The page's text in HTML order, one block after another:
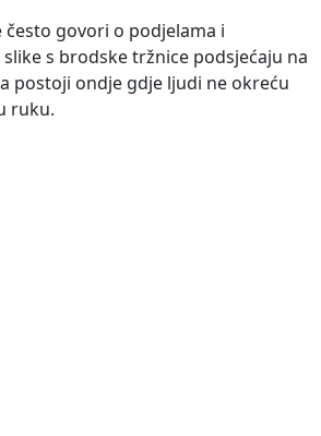
često govori o podjelama i
s brodske tržnice podsjećaju na
postoji ondje gdje ljudi ne okreću
ruku.